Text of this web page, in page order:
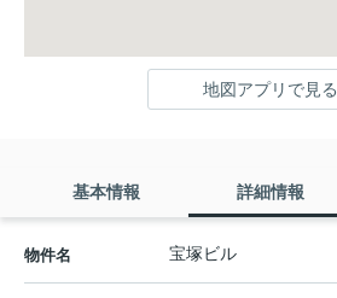
地図アプリで見る
基本情報 詳細情報
物件名 宝塚ビル